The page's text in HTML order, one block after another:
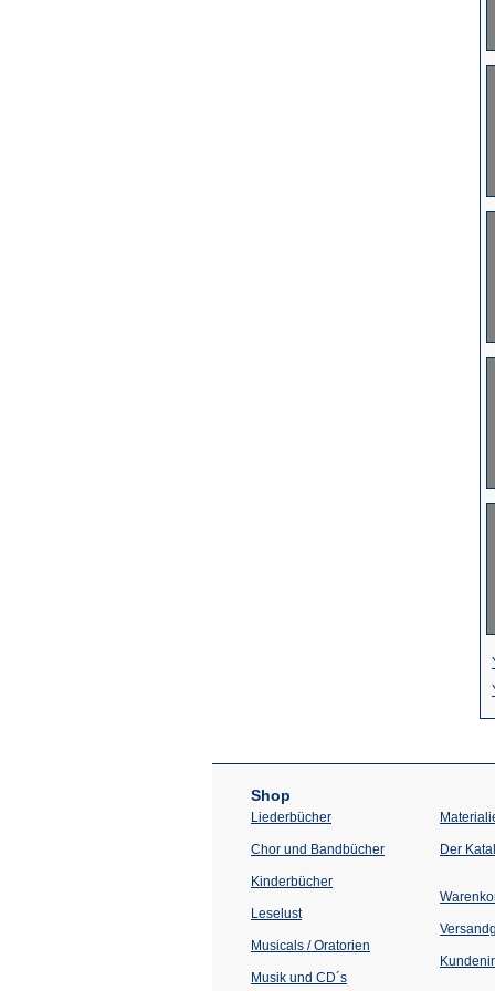
Shop
Liederbücher
Chor und Bandbücher
Kinderbücher
Leselust
Musicals / Oratorien
Musik und CD´s
Der